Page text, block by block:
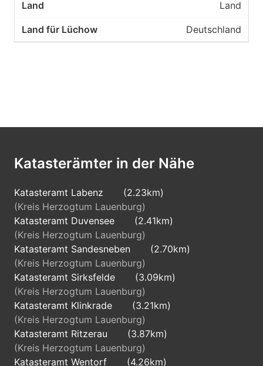
Land
Deutschland
Katasterämter in der Nähe
Katasteramt Labenz
(2.23km)
(Kreis Herzogtum Lauenburg)
Katasteramt Duvensee
(2.41km)
(Kreis Herzogtum Lauenburg)
Katasteramt Sandesneben
(2.70km)
(Kreis Herzogtum Lauenburg)
Katasteramt Sirksfelde
(3.09km)
(Kreis Herzogtum Lauenburg)
Katasteramt Klinkrade
(3.21km)
(Kreis Herzogtum Lauenburg)
Katasteramt Ritzerau
(3.87km)
(Kreis Herzogtum Lauenburg)
Katasteramt Wentorf
(4.26km)